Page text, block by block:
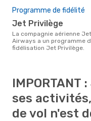
Programme de fidélité
Jet Privilège
La compagnie aérienne Jet
Airways a un programme
fidélisation Jet Privilège.
ses
de vol n'est